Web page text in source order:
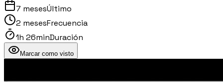
7 mesesÚltimo
2 mesesFrecuencia
1h 26minDuración
Marcar como visto